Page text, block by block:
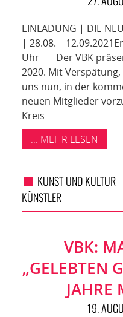
EINLADUNG | DIE
| 28.08. –
Uhr Der VBK
2020. Mit
uns nun, in der
neuen Mitglieder
Kreis
... MEHR LESEN
KUNST UND KULTUR
KÜNSTLER
VBK:
„GELEBTEN
JAHRE
19.